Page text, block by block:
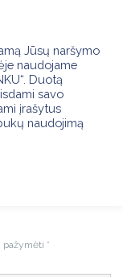
pažymėti *
Jūsų naršymo
naudojame
Duotą
savo
įrašytus
naudojimą